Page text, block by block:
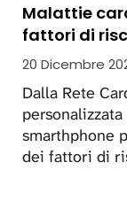
Malattie
fattori di
20 Dicembre
Dalla Rete
smarthphone
dei fattori di